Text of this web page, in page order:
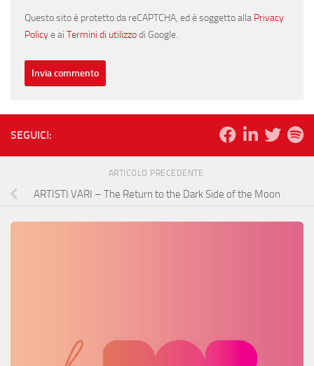
Questo sito è protetto da reCAPTCHA, ed è soggetto alla Privacy
Policye ai Termini di utilizzodi Google.
SEGUICI:
ARTICOLO PRECEDENTE
ARTISTI VARI – The Return to the Dark Side of the Moon